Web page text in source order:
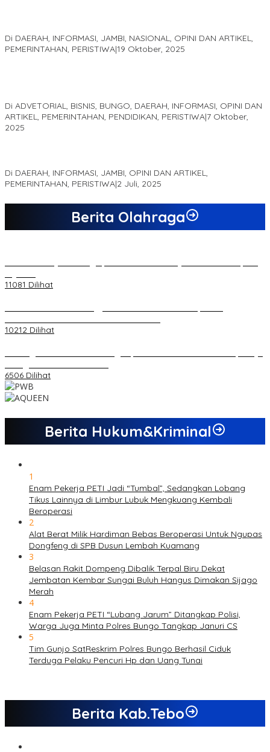
Di DAERAH, INFORMASI, JAMBI, NASIONAL, OPINI DAN ARTIKEL,
PEMERINTAHAN, PERISTIWA|19 Oktober, 2025
Di ADVETORIAL, BISNIS, BUNGO, DAERAH, INFORMASI, OPINI DAN
ARTIKEL, PEMERINTAHAN, PENDIDIKAN, PERISTIWA|7 Oktober,
2025
Di DAERAH, INFORMASI, JAMBI, OPINI DAN ARTIKEL,
PEMERINTAHAN, PERISTIWA|2 Juli, 2025
Berita Olahraga
11081 Dilihat
10212 Dilihat
6506 Dilihat
Berita Hukum&Kriminal
1
Enam Pekerja PETI Jadi “Tumbal”, Sedangkan Lobang
Tikus Lainnya di Limbur Lubuk Mengkuang Kembali
Beroperasi
2
Alat Berat Milik Hardiman Bebas Beroperasi Untuk Ngupas
Dongfeng di SPB Dusun Lembah Kuamang
3
Belasan Rakit Dompeng Dibalik Terpal Biru Dekat
Jembatan Kembar Sungai Buluh Hangus Dimakan Sijago
Merah
4
Enam Pekerja PETI “Lubang Jarum” Ditangkap Polisi,
Warga Juga Minta Polres Bungo Tangkap Januri CS
5
Tim Gunjo SatReskrim Polres Bungo Berhasil Ciduk
Terduga Pelaku Pencuri Hp dan Uang Tunai
Berita Kab.Tebo